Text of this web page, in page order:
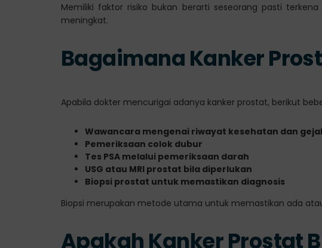
Memiliki faktor risiko bukan berarti seseorang pasti
meningkat.
Bagaimana Kanker
Apabila dokter mencurigai adanya kanker prostat, berikut
Wawancara mengenai riwayat kesehatan dan
Pemeriksaan colok dubur
Tes PSA melalui pemeriksaan darah
USG atau MRI prostat bila diperlukan
Biopsi prostat untuk memastikan diagnosis
Biopsi merupakan metode utama untuk memastikan ada
Apakah Kanker Prostat